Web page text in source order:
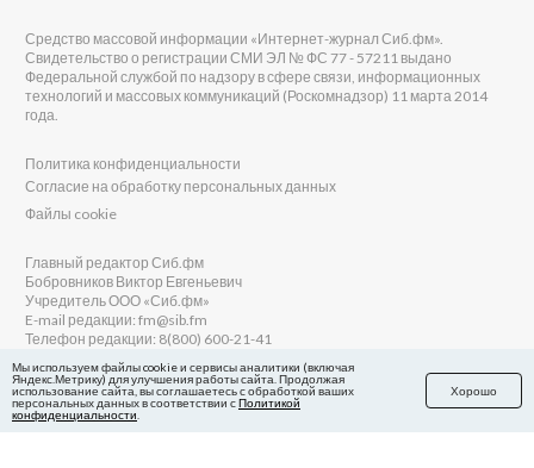
Средство массовой информации «Интернет-журнал Сиб.фм».
Свидетельство о регистрации СМИ ЭЛ № ФС 77 - 57211 выдано
Федеральной службой по надзору в сфере связи, информационных
технологий и массовых коммуникаций (Роскомнадзор) 11 марта 2014
года.
Политика конфиденциальности
Согласие на обработку персональных данных
Файлы cookie
Главный редактор Сиб.фм
Бобровников Виктор Евгеньевич
Учредитель ООО «Сиб.фм»
E-mail редакции: fm@sib.fm
Телефон редакции: 8(800) 600-21-41
Сайт разработан и поддерживается Технодзен
Мы используем файлы cookie и сервисы аналитики (включая
Яндекс.Метрику) для улучшения работы сайта. Продолжая
использование сайта, вы соглашаетесь с обработкой ваших
персональных данных в соответствии сПолитикой
конфиденциальности
Хорошо